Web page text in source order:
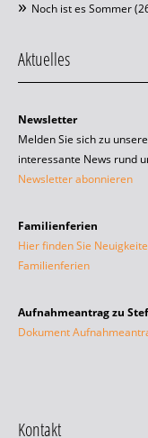
Noch ist es Sommer
Aktuelles
Newsletter
Melden Sie sich zu
interessante News rund
Newsletter abonnieren
Familienferien
Hier finden Sie
Familienferien
Aufnahmeantrag zu
Dokument
Kontakt